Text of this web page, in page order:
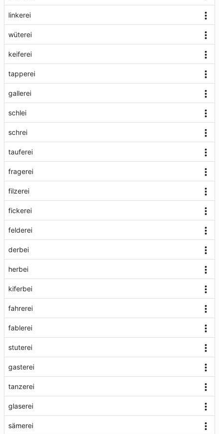
linkerei
wüterei
keiferei
tapperei
gallerei
schlei
schrei
tauferei
fragerei
filzerei
fickerei
felderei
derbei
herbei
kiferbei
fahrerei
fablerei
stuterei
gasterei
tanzerei
glaserei
sämerei